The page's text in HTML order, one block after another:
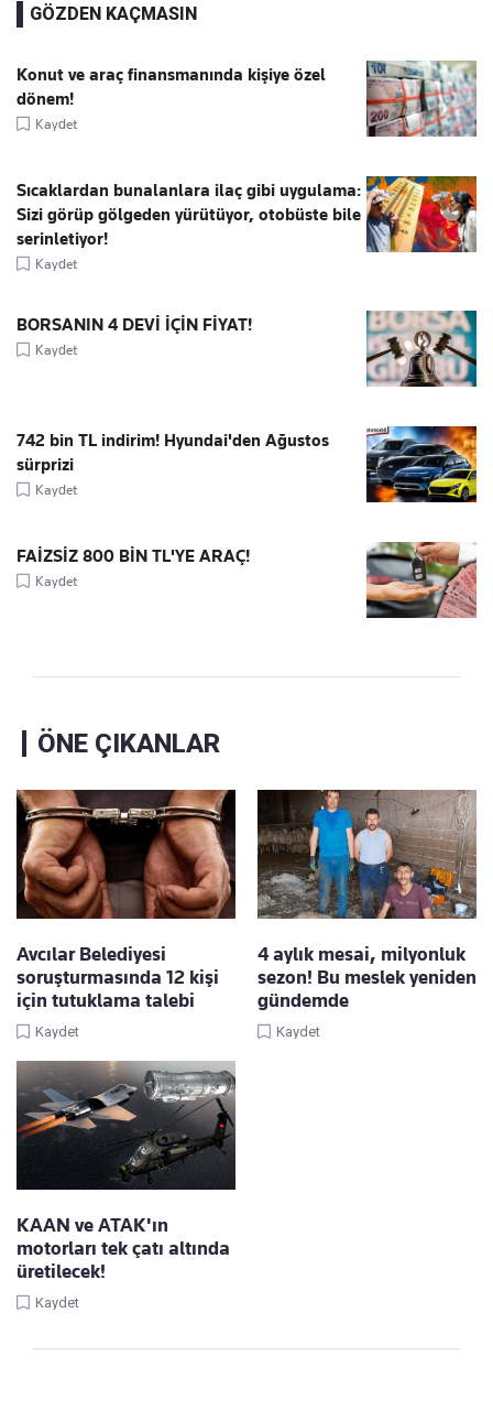
GÖZDEN KAÇMASIN
Konut ve araç finansmanında kişiye özel
dönem!
Kaydet
Sıcaklardan bunalanlara ilaç gibi uygulama:
Sizi görüp gölgeden yürütüyor, otobüste bile
serinletiyor!
Kaydet
BORSANIN 4 DEVİ İÇİN FİYAT!
Kaydet
742 bin TL indirim! Hyundai'den Ağustos
sürprizi
Kaydet
FAİZSİZ 800 BİN TL'YE ARAÇ!
Kaydet
ÖNE ÇIKANLAR
Avcılar Belediyesi
soruşturmasında 12 kişi
için tutuklama talebi
Kaydet
4 aylık mesai, milyonluk
sezon! Bu meslek yeniden
gündemde
Kaydet
KAAN ve ATAK'ın
motorları tek çatı altında
üretilecek!
Kaydet